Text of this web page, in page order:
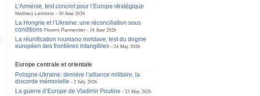
L’Arménie, test concret pour l’Europe stratégique
Mathieu Lemoine
30 June 2026
La Hongrie et l’Ukraine: une réconciliation sous
conditions Florent Parmentier
18 June 2026
La réunification roumano moldave, test du dogme
européen des frontières intangibles
24 May 2026
Europe centrale et orientale
Pologne-Ukraine: derrière l’alliance militaire, la
discorde mémorielle
2 July 2026
La guerre d’Europe de Vladimir Poutine
23 May 2026